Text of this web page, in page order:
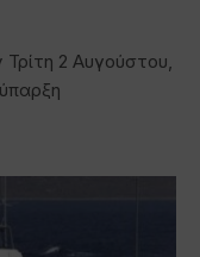
2 Αυγούστου,